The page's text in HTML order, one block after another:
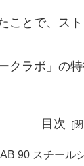
ことで、ス
クラボ」の特
目次
90 スチール